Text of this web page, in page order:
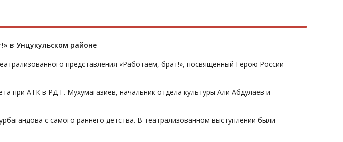
в Унцукульском районе
представления «Работаем, брат!», посвященный Герою России
АТК в РД Г. Мухумагазиев, начальник отдела культуры Али Абдулаев и
с самого раннего детства. В театрализованном выступлении были